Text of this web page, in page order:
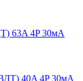
63A 4P 30мА